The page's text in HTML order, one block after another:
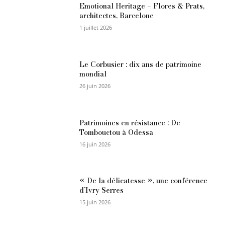
Emotional Heritage – Flores & Prats,
architectes, Barcelone
1 juillet 2026
Le Corbusier : dix ans de patrimoine
mondial
26 juin 2026
Patrimoines en résistance : De
Tombouctou à Odessa
16 juin 2026
« De la délicatesse », une conférence
d’Ivry Serres
15 juin 2026